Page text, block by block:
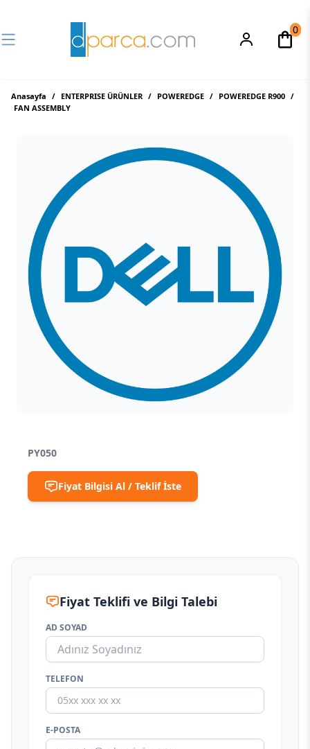
0
Anasayfa / ENTERPRISE ÜRÜNLER / POWEREDGE / POWEREDGE R900 /
FAN ASSEMBLY
PY050
Fiyat Bilgisi Al / Teklif İste
Fiyat Teklifi ve Bilgi Talebi
AD SOYAD
TELEFON
E-POSTA